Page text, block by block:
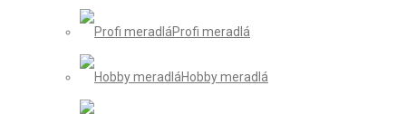
Profi meradlá
Hobby meradlá